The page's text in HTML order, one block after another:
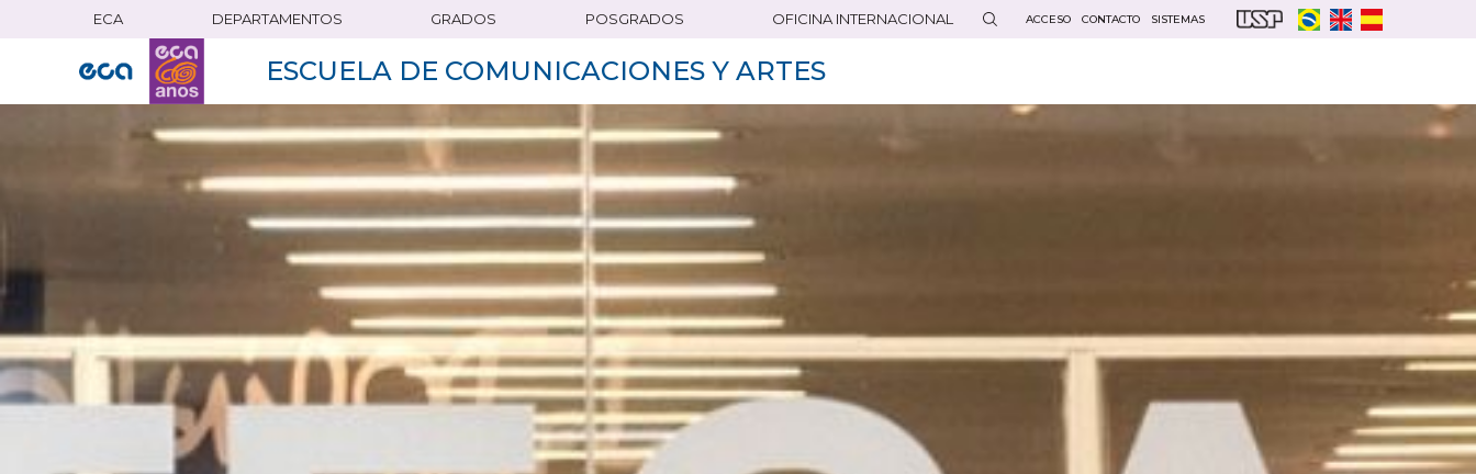
contenido
principal
ECA DEPARTAMENTOS GRADOS POSGRADOS OFICINA INTERNACIONAL ACCESO CONTACTO SISTEMAS
ESCUELA DE COMUNICACIONES Y ARTES